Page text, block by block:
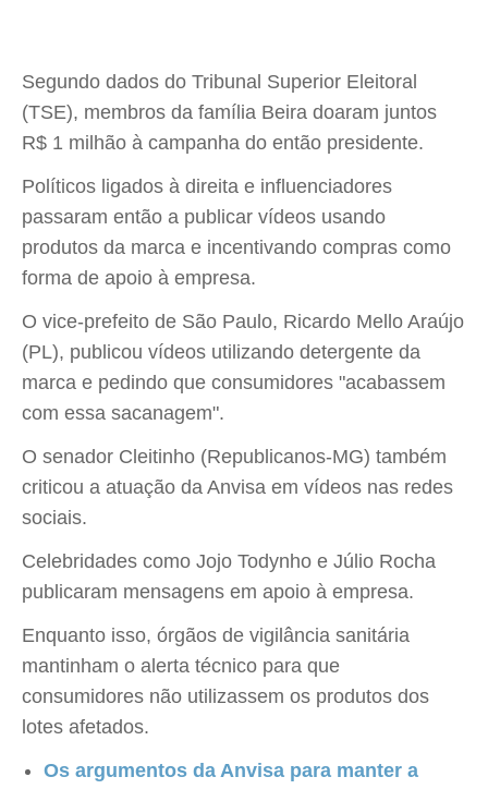
Segundo dados do Tribunal Superior Eleitoral
(TSE), membros da família Beira doaram juntos
R$ 1 milhão à campanha do então presidente.
Políticos ligados à direita e influenciadores
passaram então a publicar vídeos usando
produtos da marca e incentivando compras como
forma de apoio à empresa.
O vice-prefeito de São Paulo, Ricardo Mello Araújo
(PL), publicou vídeos utilizando detergente da
marca e pedindo que consumidores "acabassem
com essa sacanagem".
O senador Cleitinho (Republicanos-MG) também
criticou a atuação da Anvisa em vídeos nas redes
sociais.
Celebridades como Jojo Todynho e Júlio Rocha
publicaram mensagens em apoio à empresa.
Enquanto isso, órgãos de vigilância sanitária
mantinham o alerta técnico para que
consumidores não utilizassem os produtos dos
lotes afetados.
Os argumentos da Anvisa para manter a